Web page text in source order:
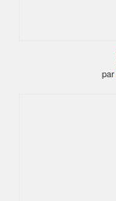
par